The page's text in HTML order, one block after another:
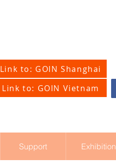
Link to: GOIN Shanghai
Link to: GOIN Vietnam
Support Exhibition